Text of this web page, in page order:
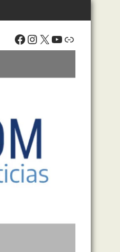
Facebook
Instagram
X YouTube
Enlace